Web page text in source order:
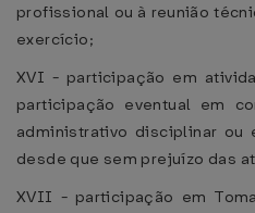
profissional ou à reunião
exercício;
XVI - participação em
participação eventual em
administrativo disciplinar
desde que sem prejuízo das
XVII - participação em